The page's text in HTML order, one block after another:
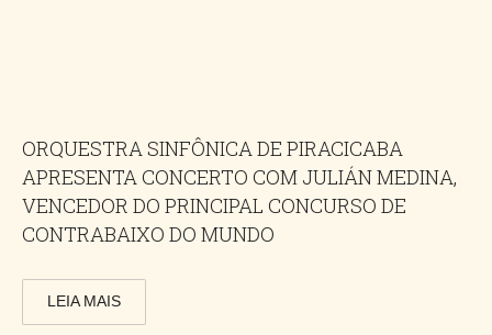
ORQUESTRA SINFÔNICA DE PIRACICABA
APRESENTA CONCERTO COM JULIÁN MEDINA,
VENCEDOR DO PRINCIPAL CONCURSO DE
CONTRABAIXO DO MUNDO
LEIA MAIS